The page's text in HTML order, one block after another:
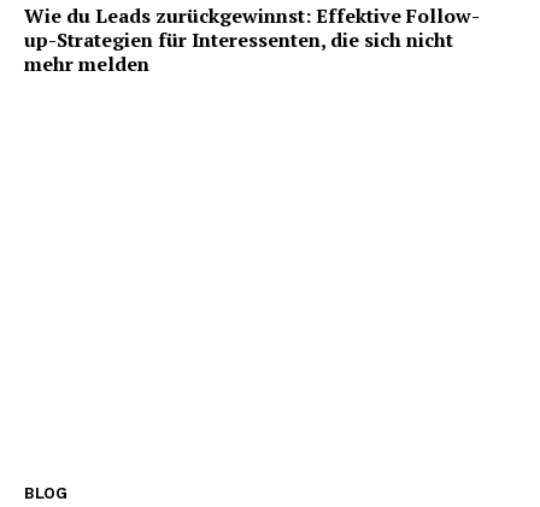
Wie du Leads zurückgewinnst: Effektive Follow-
up-Strategien für Interessenten, die sich nicht
mehr melden
BLOG